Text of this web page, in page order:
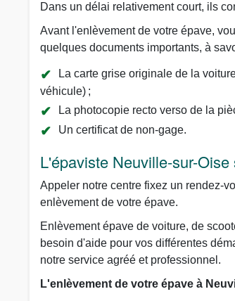
Dans un délai relativement court, ils
Avant l'enlèvement de votre épave,
quelques documents importants, à
La carte grise originale de la
véhicule) ;
La photocopie recto verso de la
Un certificat de non-gage.
L'épaviste Neuville-sur-
Appeler notre centre fixez un rendez-
enlèvement de votre épave.
Enlèvement épave de voiture, de
besoin d'aide pour vos différentes
notre service agréé et professionnel.
L'enlèvement de votre épave à